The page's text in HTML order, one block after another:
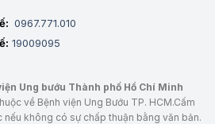
0967.771.010
19009095
Ung bướu Thành phố Hồ Chí Minh
về Bệnh viện Ung Bướu TP. HCM.Cấm
không có sự chấp thuận bằng văn bản.